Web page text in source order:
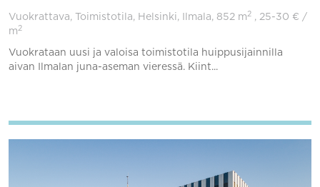
Vuokrattava, Toimistotila, Helsinki, Ilmala, 852 m 2 , 25-30 € /
m 2
Vuokrataan uusi ja valoisa toimistotila huippusijainnilla
aivan Ilmalan juna-aseman vieressä. Kiint...